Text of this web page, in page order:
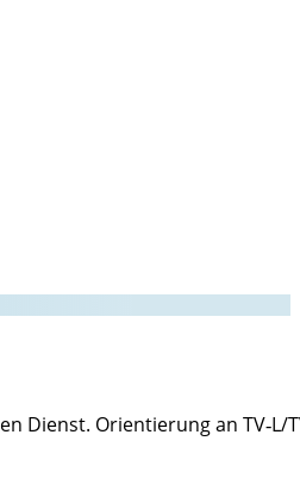
Dienst. Orientierung an TV‑L/